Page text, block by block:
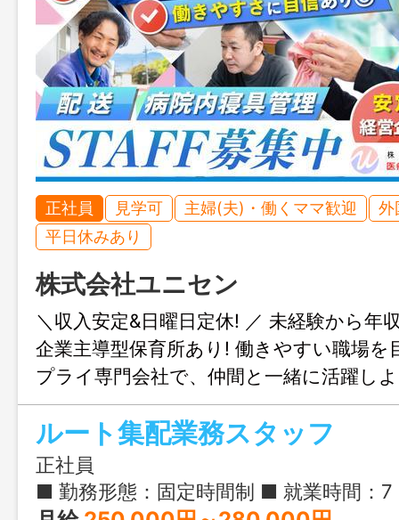
正社員 見学可 主婦(夫)・働くママ歓迎
外
平日休みあり
株式会社ユニセン
＼収入安定&日曜日定休! ／ 未経験から年
企業主導型保育所あり! 働きやすい職場を
プライ専門会社で、仲間と一緒に活躍し
ルート集配業務スタッフ
正社員
■ 勤務形態：固定時間制 ■ 就業時間：7：00～16：15(配送ルートによって就業時間が前後します) ■ 実働時間：8時間 ■ 固定残業有無：あり ・固定残業代：26,300円～52,600円 ・固定残業